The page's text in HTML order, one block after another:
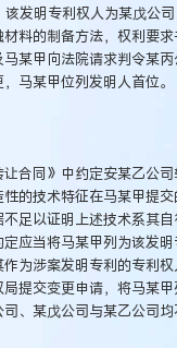
发明专利权人为某戊公
料的制备方法，权利要
某甲向法院请求判令某
马某甲位列发明人首位。
合同》中约定安某乙公
的技术特征在马某甲提
足以证明上述技术系其
应当将马某甲列为该发
为涉案发明专利的专利
提交变更申请，将马某
、某戊公司与某乙公司